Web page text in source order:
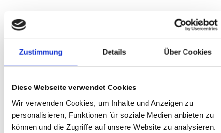
Zustimmung Details Über Cookies
Diese Webseite verwendet Cookies
Wir verwenden Cookies, um Inhalte und Anzeigen zu
personalisieren, Funktionen für soziale Medien anbieten zu
können und die Zugriffe auf unsere Website zu analysieren.
Über mich
verheiratet und Mutter von 2 Kindern. Seit 2019
habe ich meine Leidenschaft für Nageldesign und
Kosmetik zum Beruf gemacht. In meiner Arbeit
lege ich größten Wert darauf, dass Du Dich bei mir